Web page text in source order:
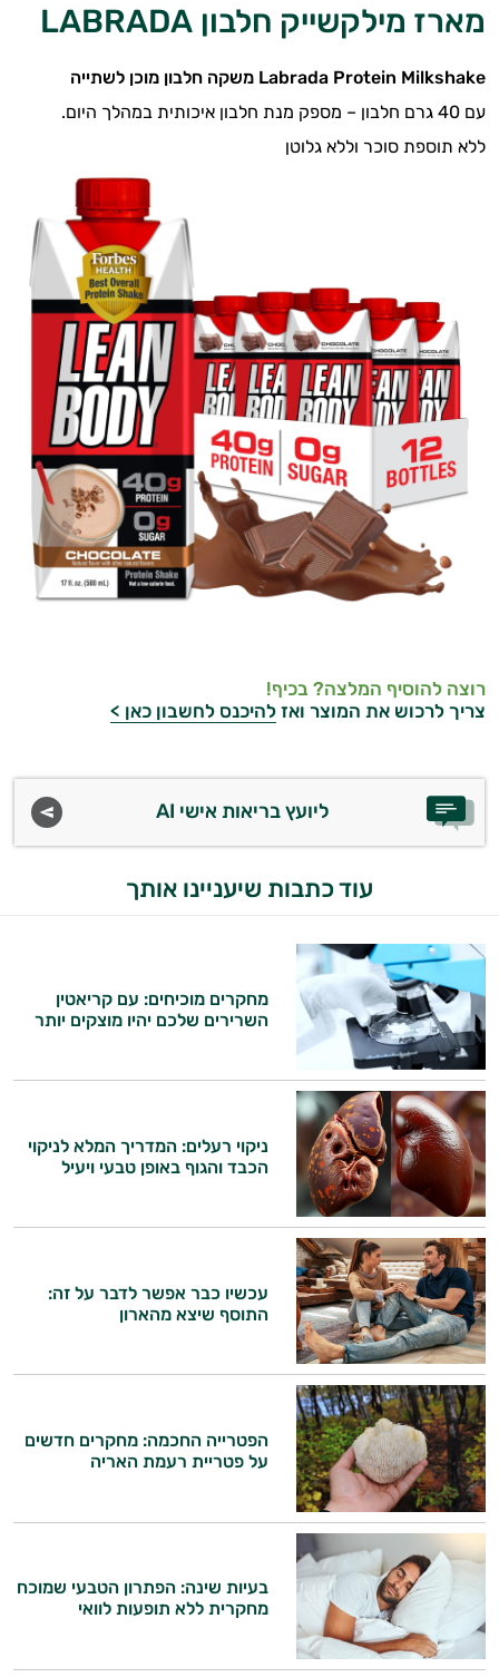
מארז מילקשייק חלבון LABRADA
Labrada Protein Milkshake משקה חלבון מוכן לשתייה
עם 40 גרם חלבון – מספק מנת חלבון איכותית במהלך היום.
ללא תוספת סוכר וללא גלוטן
רוצה להוסיף המלצה? בכיף!
צריך לרכוש את המוצר ואז להיכנס לחשבון כאן >
ליועץ בריאות אישי AI
עוד כתבות שיעניינו אותך
מחקרים מוכיחים: עם קריאטין
השרירים שלכם יהיו מוצקים יותר
ניקוי רעלים: המדריך המלא לניקוי
הכבד והגוף באופן טבעי ויעיל
עכשיו כבר אפשר לדבר על זה:
התוסף שיצא מהארון
הפטרייה החכמה: מחקרים חדשים
על פטריית רעמת האריה
בעיות שינה: הפתרון הטבעי שמוכח
מחקרית ללא תופעות לוואי
היי,
אני יועץ הבריאות האישי AI של טבע בריא.
התשובות שלי מבוססות על מאגרי מידע קליניים